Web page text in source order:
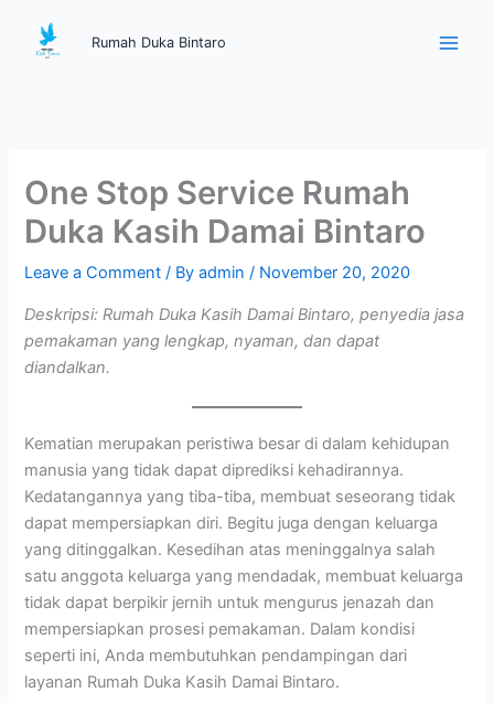
content
Rumah Duka Bintaro
One Stop Service Rumah
Duka Kasih Damai Bintaro
Leave a Comment / Byadmin/ November 20, 2020
Deskripsi: Rumah Duka Kasih Damai Bintaro, penyedia jasa
pemakaman yang lengkap, nyaman, dan dapat
diandalkan.
Kematian merupakan peristiwa besar di dalam kehidupan
manusia yang tidak dapat diprediksi kehadirannya.
Kedatangannya yang tiba-tiba, membuat seseorang tidak
dapat mempersiapkan diri. Begitu juga dengan keluarga
yang ditinggalkan. Kesedihan atas meninggalnya salah
satu anggota keluarga yang mendadak, membuat keluarga
tidak dapat berpikir jernih untuk mengurus jenazah dan
mempersiapkan prosesi pemakaman. Dalam kondisi
seperti ini, Anda membutuhkan pendampingan dari
layanan Rumah Duka Kasih Damai Bintaro.